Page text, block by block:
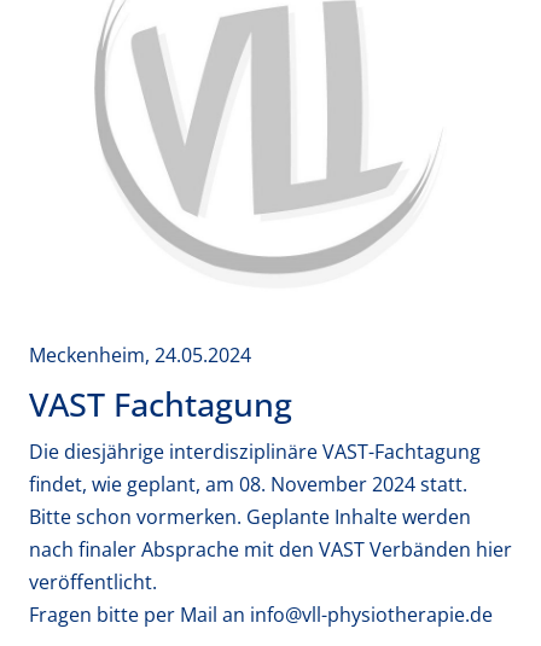
Meckenheim, 24.05.2024
VAST Fachtagung
Die diesjährige interdisziplinäre VAST-Fachtagung
findet, wie geplant, am 08. November 2024 statt.
Bitte schon vormerken. Geplante Inhalte werden
nach finaler Absprache mit den VAST Verbänden hier
veröffentlicht.
Fragen bitte per Mail an info@vll-physiotherapie.de